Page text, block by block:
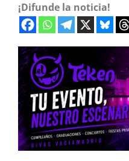
¡Difunde la noticia!